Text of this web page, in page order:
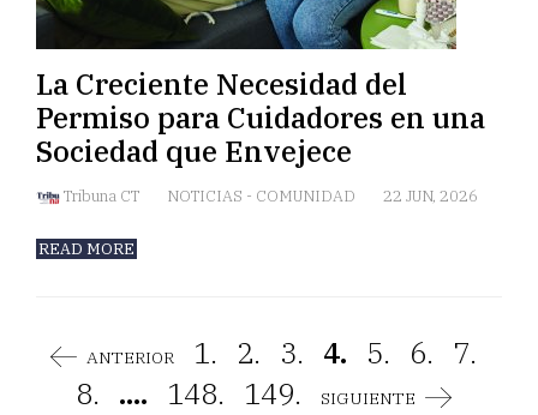
La Creciente Necesidad del
Permiso para Cuidadores en una
Sociedad que Envejece
Tribuna CT NOTICIAS - COMUNIDAD 22 JUN, 2026
READ MORE
ANTERIOR 1. 2. 3. 4. 5. 6.
7.
8. .... 148. 149. SIGUIENTE